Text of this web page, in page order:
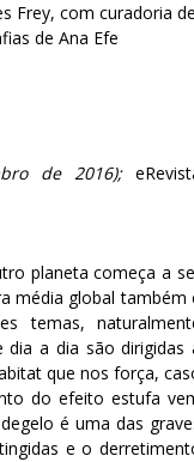
Frey, com curadoria de
de Ana Efe
de 2016);
planeta começa a
média global também
temas,
dia a dia são dirigidas
que nos força,
do efeito estufa
é uma das
e o